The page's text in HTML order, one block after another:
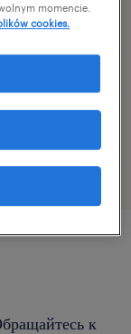
к
momencie.
cookies.